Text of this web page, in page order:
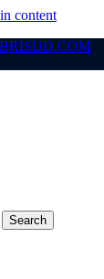
content
Search